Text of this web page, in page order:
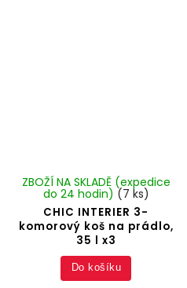
CHIC INTERIER 3-
komorový koš na prádlo,
35 l x3
ZBOŽÍ NA SKLADĚ (expedice
do 24 hodin) (7 ks)
Do košíku